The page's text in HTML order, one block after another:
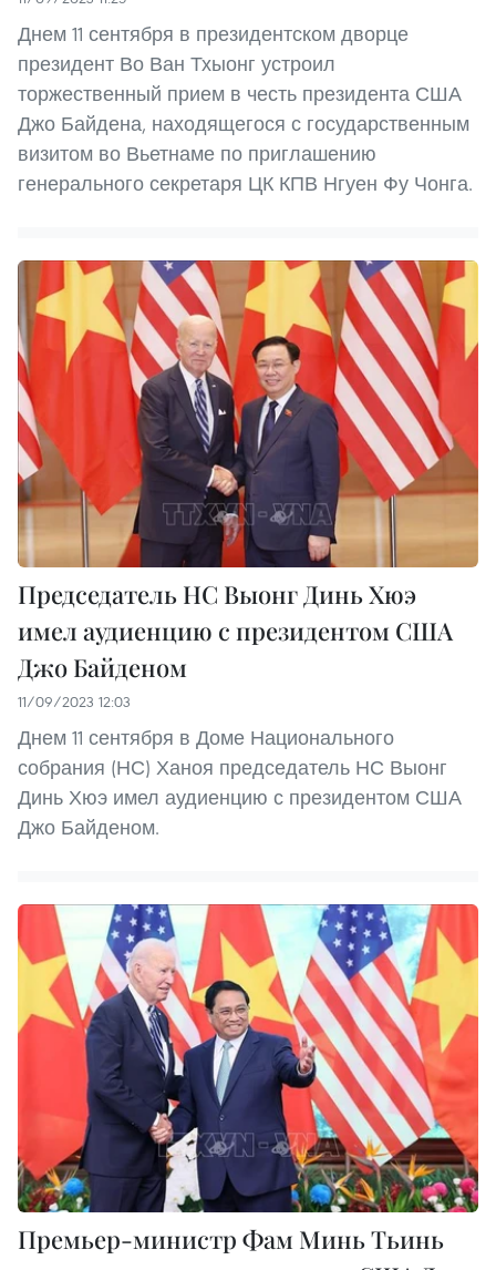
Днем 11 сентября в президентском дворце
президент Во Ван Тхыонг устроил
торжественный прием в честь президента США
Джо Байдена, находящегося с государственным
визитом во Вьетнаме по приглашению
генерального секретаря ЦК КПВ Нгуен Фу Чонга.
Председатель НС Выонг Динь Хюэ
имел аудиенцию с президентом США
Джо Байденом
11/09/2023 12:03
Днем 11 сентября в Доме Национального
собрания (НС) Ханоя председатель НС Выонг
Динь Хюэ имел аудиенцию с президентом США
Джо Байденом.
Премьер-министр Фам Минь Тьинь